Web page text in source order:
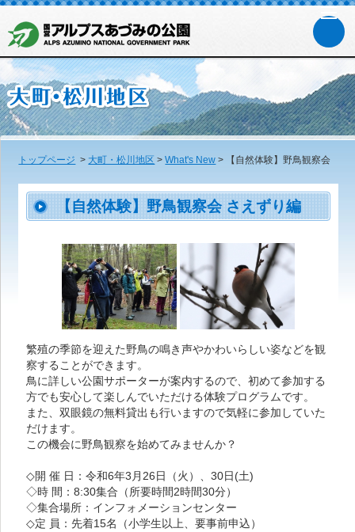
トップページ > 大町・松川地区 > What's New > 【自然体験】野鳥観察会
【自然体験】野鳥観察会 さえずり編
繁殖の季節を迎えた野鳥の鳴き声やかわいらしい姿などを観
察することができます。
鳥に詳しい公園サポーターが案内するので、初めて参加する
方でも安心して楽しんでいただける体験プログラムです。
また、双眼鏡の無料貸出も行いますので気軽に参加していた
だけます。
この機会に野鳥観察を始めてみませんか？
◇開 催 日：令和6年3月26日（火）、30日(土)
◇時 間：8:30集合（所要時間2時間30分）
◇集合場所：インフォメーションセンター
◇定 員：先着15名（小学生以上、要事前申込）